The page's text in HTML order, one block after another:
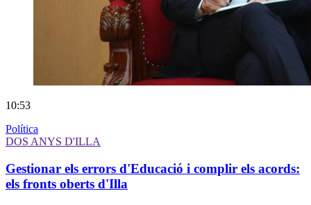
10:53
Política
DOS ANYS D'ILLA
Gestionar els errors d'Educació i complir els acords:
els fronts oberts d'Illa